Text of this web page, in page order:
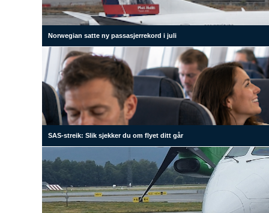
Norwegian satte ny passasjerrekord i juli
SAS-streik: Slik sjekker du om flyet ditt går